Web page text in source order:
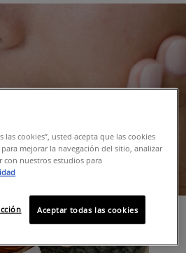
las cookies”, usted acepta que las cookies
mejorar la navegación del sitio, analizar
con nuestros estudios para
Aceptar todas las cookies